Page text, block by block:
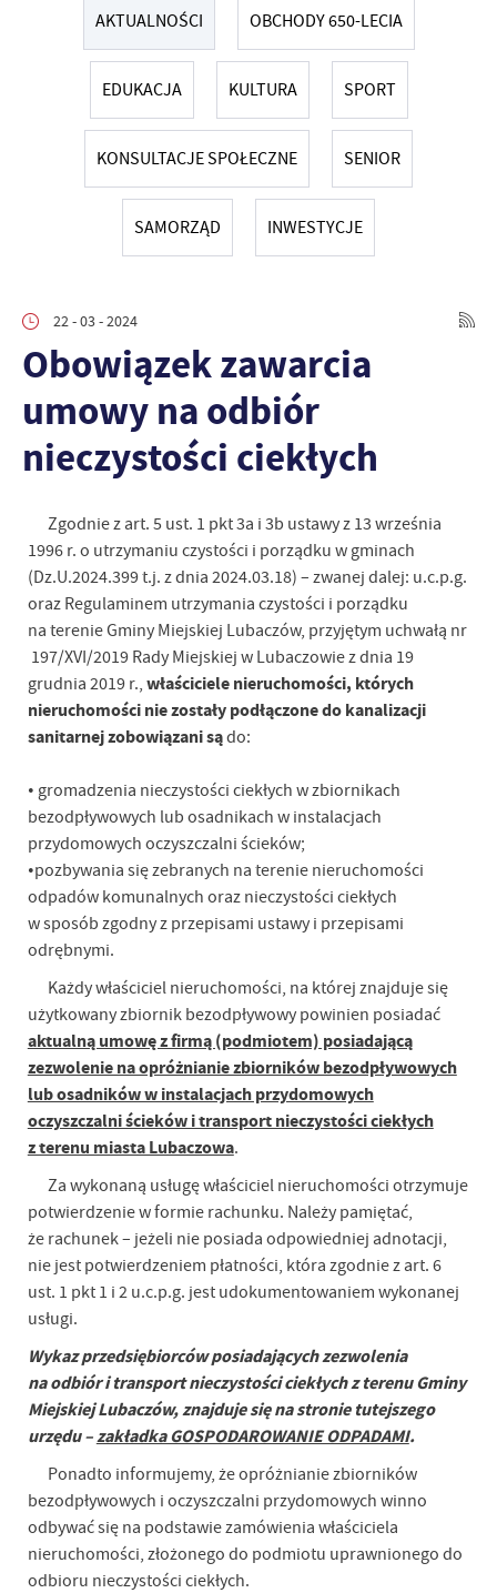
AKTUALNOŚCI OBCHODY 650-LECIA
EDUKACJA KULTURA SPORT
KONSULTACJE SPOŁECZNE SENIOR
SAMORZĄD INWESTYCJE
22 - 03 - 2024
Obowiązek zawarcia
umowy na odbiór
nieczystości ciekłych
Zgodnie z art. 5 ust. 1 pkt 3a i 3b ustawy z 13 września
1996 r. o utrzymaniu czystości i porządku w gminach
(Dz.U.2024.399 t.j. z dnia 2024.03.18) – zwanej dalej: u.c.p.g.
oraz Regulaminem utrzymania czystości i porządku
na terenie Gminy Miejskiej Lubaczów, przyjętym uchwałą nr
197/XVI/2019 Rady Miejskiej w Lubaczowie z dnia 19
grudnia 2019 r., właściciele nieruchomości, których
nieruchomości nie zostały podłączone do kanalizacji
sanitarnej zobowiązani sądo:
• gromadzenia nieczystości ciekłych w zbiornikach
bezodpływowych lub osadnikach w instalacjach
przydomowych oczyszczalni ścieków;
•pozbywania się zebranych na terenie nieruchomości
odpadów komunalnych oraz nieczystości ciekłych
w sposób zgodny z przepisami ustawy i przepisami
odrębnymi.
Każdy właściciel nieruchomości, na której znajduje się
użytkowany zbiornik bezodpływowy powinien posiadać
aktualną umowę z firmą (podmiotem) posiadającą
zezwolenie na opróżnianie zbiorników bezodpływowych
lub osadników w instalacjach przydomowych
oczyszczalni ścieków i transport nieczystości ciekłych
z terenu miasta Lubaczowa.
Za wykonaną usługę właściciel nieruchomości otrzymuje
potwierdzenie w formie rachunku. Należy pamiętać,
że rachunek – jeżeli nie posiada odpowiedniej adnotacji,
nie jest potwierdzeniem płatności, która zgodnie z art. 6
ust. 1 pkt 1 i 2 u.c.p.g. jest udokumentowaniem wykonanej
usługi.
Wykaz przedsiębiorców posiadających zezwolenia
na odbiór i transport nieczystości ciekłych z terenu Gminy
Miejskiej Lubaczów, znajduje się na stronie tutejszego
urzędu –zakładka GOSPODAROWANIE ODPADAMI.
Ponadto informujemy, że opróżnianie zbiorników
bezodpływowych i oczyszczalni przydomowych winno
odbywać się na podstawie zamówienia właściciela
nieruchomości, złożonego do podmiotu uprawnionego do
odbioru nieczystości ciekłych.